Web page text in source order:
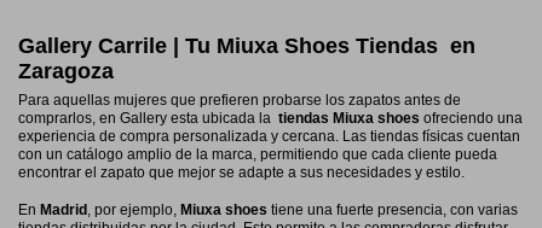
Gallery Carrile | Tu Miuxa Shoes Tiendas en
Zaragoza
Para aquellas mujeres que prefieren probarse los zapatos antes de
comprarlos, en Gallery esta ubicada la tiendas Miuxa shoes ofreciendo una
experiencia de compra personalizada y cercana. Las tiendas físicas cuentan
con un catálogo amplio de la marca, permitiendo que cada cliente pueda
encontrar el zapato que mejor se adapte a sus necesidades y estilo.
En Madrid , por ejemplo, Miuxa shoes tiene una fuerte presencia, con varias